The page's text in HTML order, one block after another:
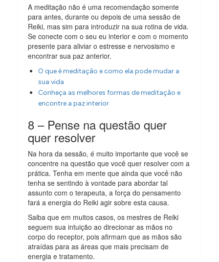
A meditação não é uma recomendação somente
para antes, durante ou depois de uma sessão de
Reiki, mas sim para introduzir na sua rotina de vida.
Se conecte com o seu eu interior e com o momento
presente para aliviar o estresse e nervosismo e
encontrar sua paz anterior.
O que é meditação e como ela pode mudar a
sua vida
Conheça as melhores formas de meditação e
encontre a paz interior
8 – Pense na questão quer
quer resolver
Na hora da sessão, é muito importante que você se
concentre na questão que você quer resolver com a
prática. Tenha em mente que ainda que você não
tenha se sentindo à vontade para abordar tal
assunto com o terapeuta, a força do pensamento
fará a energia do Reiki agir sobre esta causa.
Saiba que em muitos casos, os mestres de Reiki
seguem sua intuição ao direcionar as mãos no
corpo do receptor, pois afirmam que as mãos são
atraídas para as áreas que mais precisam de
energia e tratamento.